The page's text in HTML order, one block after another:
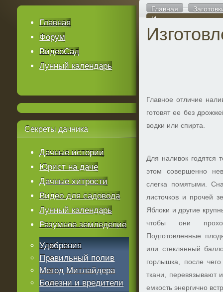
Главная
Изготовление
Главное отличие
готовят ее без
водки или спирта.
Для наливок годятся
этом совершенно
слегка помятыми.
листочков и прочей
Яблоки и другие
чтобы они
Подготовленные
или стеклянный
горлышка, после
ткани, перевязывают
емкость энергично
Главная
Форум
ВидеоСад
Лунный календарь
Секреты дачника
Дачные истории
Юрист на даче
Дачные хитрости
Видео для садовода
Лунный календарь
Разумное земледелие
Удобрения
Правильный полив
Метод Митлайдера
Болезни и вредители